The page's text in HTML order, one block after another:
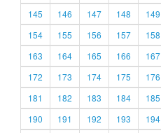
145
146 147 148 149
154
155 156 157 158
163
164 165 166 167
172
173 174 175 176
181
182 183 184 185
190
191 192 193 194